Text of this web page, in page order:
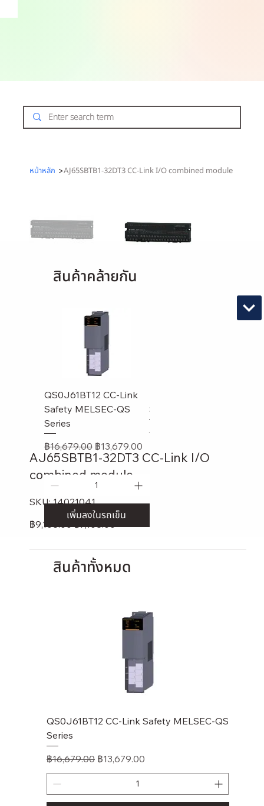
หน้าหลัก >AJ65SBTB1-32DT3 CC-Link I/O combined module
AJ65SBTB1-32DT3 CC-Link I/O
combined module
SKU:
SKU
14021041
14021041
ราคา
เดิม
฿9,108.00
ราคา
฿7,108.00
16, Input response time <=0.2 ms, Rated
voltage/Max. load current: 24 V DC (0.5
A/point), Externalconnection: 1-wire type/1-wire type.
เพิ่มลงในรถเข็น
ซื้อเลย
สินค้าคล้ายกัน
QS0J61BT12 CC-Link
Safety MELSEC-QS
Series
ราคาปกติ
฿16,679.00 ราคาขายลด
฿13,679.00
เพิ่มลงในรถเข็น
Series
ราคาปกติ
฿11,179.00
สินค้าทั้งหมด
QS0J61BT12 CC-Link Safety MELSEC-QS
Series
ราคาปกติ
฿16,679.00 ราคาขายลด
฿13,679.00